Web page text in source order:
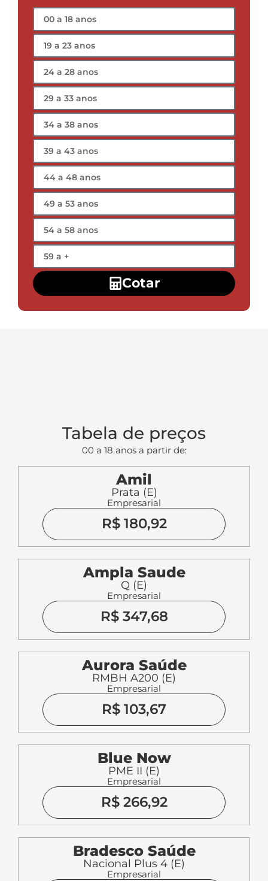
Cotar
Tabela de preços
00 a 18 anos a partir de:
Amil
Prata (E)
Empresarial
R$ 180,92
Ampla Saude
Q (E)
Empresarial
R$ 347,68
Aurora Saúde
RMBH A200 (E)
Empresarial
R$ 103,67
Blue Now
PME II (E)
Empresarial
R$ 266,92
Bradesco Saúde
Nacional Plus 4 (E)
Empresarial